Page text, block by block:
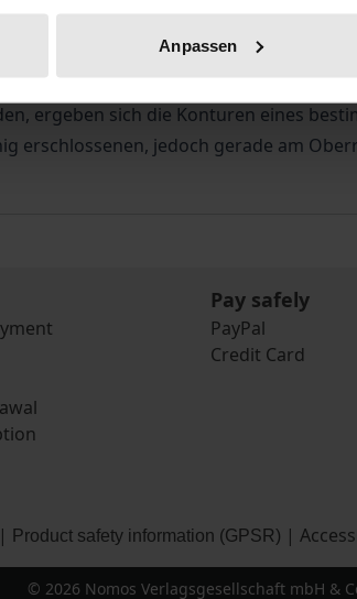
Anpassen
werden hier zum
als Mitglied der örtlichen
ergeben sich die Konturen eines
erschlossenen, jedoch gerade am
Pay safely
PayPal
Credit Card
| Product safety information (GPSR) |
© 2026 Nomos Verlagsgesellschaft mbH &